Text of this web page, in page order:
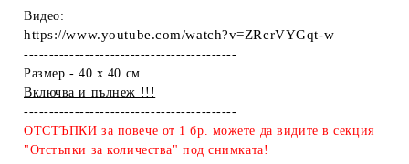
Видео:
https://www.youtube.com/watch?v=ZRcrVYGqt-w
------------------------------------------
Размер - 40 х 40 см
Включва и пълнеж !!!
------------------------------------------
ОТСТЪПКИ за повече от 1 бр. можете да видите в секция
"Отстъпки за количества" под снимката!